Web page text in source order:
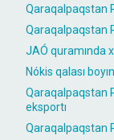
Qaraqalpaqstan
Qaraqalpaqstan
JAÓ quramında
Nókis qalası
Qaraqalpaqstan
eksportı
Qaraqalpaqstan